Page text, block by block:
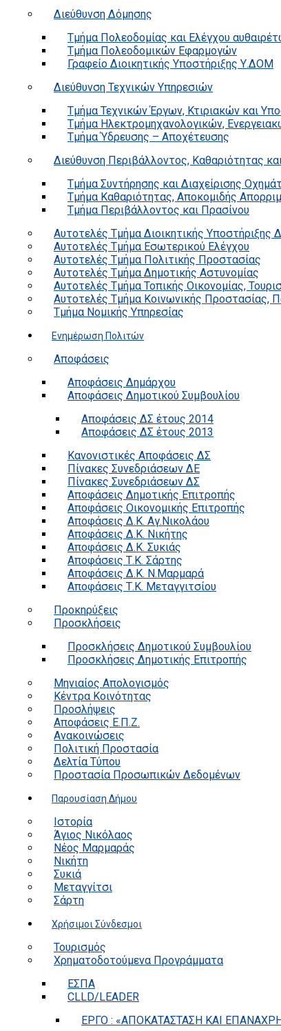
Διεύθυνση Δόμησης
Τμήμα Πολεοδομίας και Ελέγχου
Τμήμα Πολεοδομικών Εφαρμογών
Γραφείο Διοικητικής Υποστήριξης Υ.ΔΟΜ
Διεύθυνση Τεχνικών Υπηρεσιών
Τμήμα Τεχνικών Έργων, Κτιριακών και
Τμήμα Ηλεκτρομηχανολογικών,
Τμήμα Ύδρευσης – Αποχέτευσης
Διεύθυνση Περιβάλλοντος, Καθαριότητας
Τμήμα Συντήρησης και Διαχείρισης
Τμήμα Καθαριότητας, Αποκομιδής
Τμήμα Περιβάλλοντος και Πρασίνου
Αυτοτελές Τμήμα Διοικητικής Υποστήριξης
Αυτοτελές Τμήμα Εσωτερικού Ελέγχου
Αυτοτελές Τμήμα Πολιτικής Προστασίας
Αυτοτελές Τμήμα Δημοτικής Αστυνομίας
Αυτοτελές Τμήμα Τοπικής Οικονομίας,
Αυτοτελές Τμήμα Κοινωνικής Προστασίας,
Τμήμα Νομικής Υπηρεσίας
Ενημέρωση Πολιτών
Αποφάσεις
Αποφάσεις Δημάρχου
Αποφάσεις Δημοτικού Συμβουλίου
Αποφάσεις ΔΣ έτους 2014
Αποφάσεις ΔΣ έτους 2013
Κανονιστικές Αποφάσεις ΔΣ
Πίνακες Συνεδριάσεων ΔΕ
Πίνακες Συνεδριάσεων ΔΣ
Αποφάσεις Δημοτικής Επιτροπής
Αποφάσεις Οικονομικής Επιτροπής
Αποφάσεις Δ.Κ. Αγ.Νικολάου
Αποφάσεις Δ.Κ. Νικήτης
Αποφάσεις Δ.Κ. Συκιάς
Αποφάσεις Τ.Κ. Σάρτης
Αποφάσεις Δ.Κ. Ν.Μαρμαρά
Αποφάσεις Τ.Κ. Μεταγγιτσίου
Προκηρύξεις
Προσκλήσεις
Προσκλήσεις Δημοτικού Συμβουλίου
Προσκλήσεις Δημοτικής Επιτροπής
Μηνιαίος Απολογισμός
Κέντρα Κοινότητας
Προσλήψεις
Αποφάσεις Ε.Π.Ζ.
Ανακοινώσεις
Πολιτική Προστασία
Δελτία Τύπου
Προστασία Προσωπικών Δεδομένων
Παρουσίαση Δήμου
Ιστορία
Άγιος Νικόλαος
Νέος Μαρμαράς
Νικήτη
Συκιά
Μεταγγίτσι
Σάρτη
Χρήσιμοι Σύνδεσμοι
Τουρισμός
Χρηματοδοτούμενα Προγράμματα
ΕΣΠΑ
CLLD/LEADER
ΕΡΓΟ : «ΑΠΟΚΑΤΑΣΤΑΣΗ ΚΑΙ